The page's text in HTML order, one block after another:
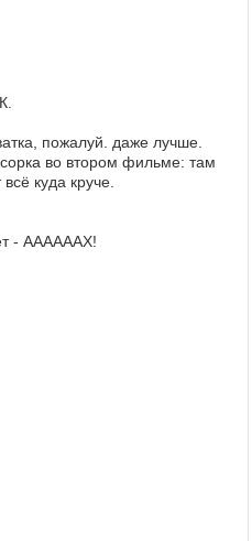
пожалуй. даже лучше.
во втором фильме: там
куда круче.
- ААААААХ!